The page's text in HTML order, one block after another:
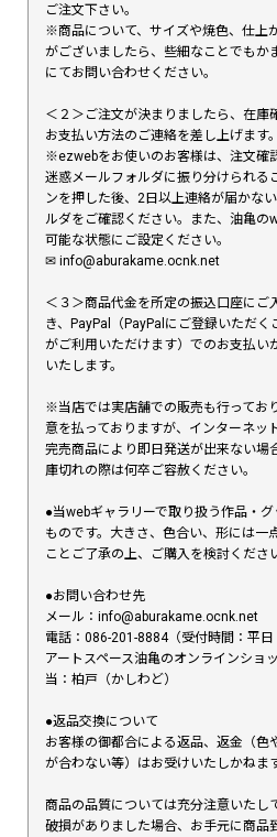
ご注文下さい。
※商品について、サイズや焼色、仕上
がございましたら、些細なことでもか
にてお問い合わせください。
＜２＞ご注文が決まりましたら、在庫
お支払い方法のご連絡を差し上げます。
※ezwebをお使いのお客様は、注文確
迷惑メールフォルダに振り分けられる
ンを押した後、2日以上連絡が届かな
ルダをご確認ください。また、油亀の
可能な状態にご設定ください。
✉︎ info@aburakame.ocnk.net
＜３＞商品代金を所定の振込口座にご
き、PayPal（PayPalにご登録いただ
がご利用いただけます）でのお支払い
いたします。
※当店では実店舗での販売も行ってお
意を払っておりますが、インターネッ
完売商品により即日発送が出来ない場
庫切れの際は何卒ご容赦ください。
●当webギャラリーで取り扱う作品・
ものです。大きさ、色合い、形には一
ことご了承の上、ご購入を検討くださ
●お問い合わせ先
メール：info@aburakame.ocnk.net
電話：086-201-8884（受付時間：平日
アートスペース油亀のオンラインシ
当：柏戸（かしわど）
●返品交換について
お客様の御都合による返品、返金（色
が合わない等）はお受けいたしかねま
商品の品質については充分注意いたし
破損がありました場合、お手元に商品